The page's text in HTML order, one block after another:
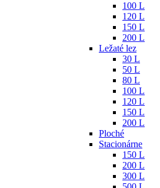
100 L
120 L
150 L
200 L
Ležaté lez
30 L
50 L
80 L
100 L
120 L
150 L
200 L
Ploché
Stacionárne
150 L
200 L
300 L